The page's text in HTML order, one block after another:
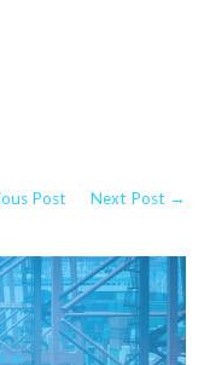
Post Next Post →